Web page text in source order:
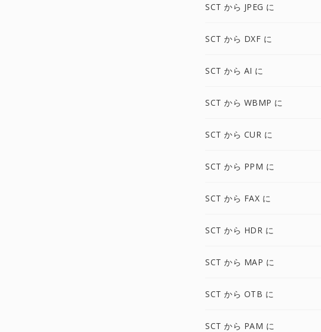
SCT から JPEG に
SCT から DXF に
SCT から AI に
SCT から WBMP に
SCT から CUR に
SCT から PPM に
SCT から FAX に
SCT から HDR に
SCT から MAP に
SCT から OTB に
SCT から PAM に